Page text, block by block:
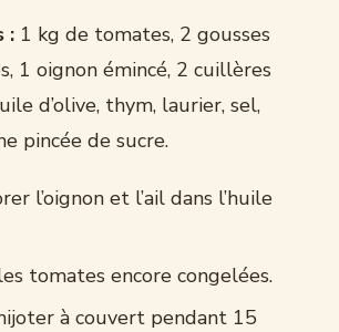
: 1 kg de tomates, 2 gousses
1 oignon émincé, 2 cuillères
d’olive, thym, laurier, sel,
pincée de sucre.
l’oignon et l’ail dans l’huile
tomates encore congelées.
à couvert pendant 15